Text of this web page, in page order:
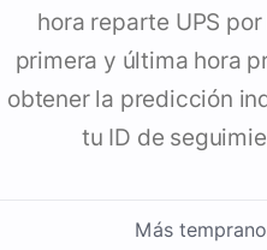
hora reparte UPS
primera y última hora
obtener la predicción
tu ID de
Más